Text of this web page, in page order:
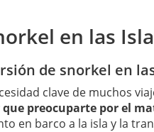
en las
de snorkel en
clave de muchos
preocuparte por el
en barco a la isla y la